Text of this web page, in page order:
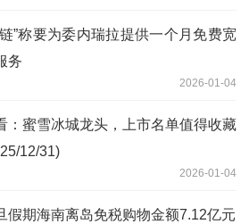
”称要为委内瑞拉提供一个月免费宽
务
2026-01-04
：蜜雪冰城龙头，上市名单值得收藏
12/31)
2026-01-04
假期海南离岛免税购物金额7.12亿元